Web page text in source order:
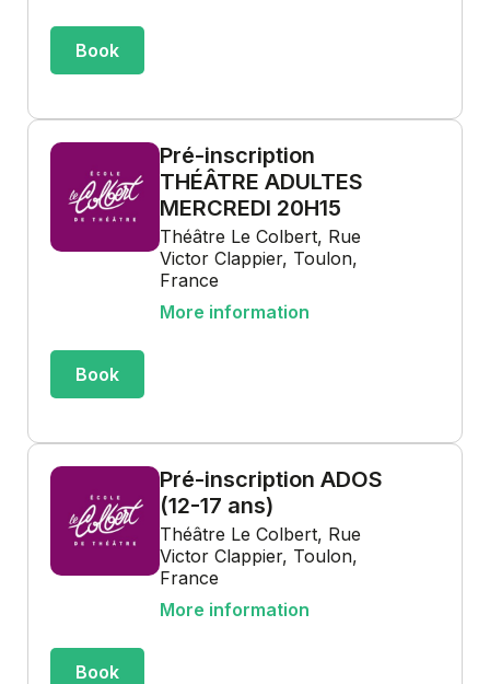
Book
Pré-inscription
THÉÂTRE ADULTES
MERCREDI 20H15
Théâtre Le Colbert, Rue
Victor Clappier, Toulon,
France
More information
Book
Pré-inscription ADOS
(12-17 ans)
Théâtre Le Colbert, Rue
Victor Clappier, Toulon,
France
More information
Book